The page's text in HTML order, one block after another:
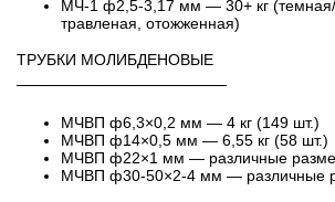
МЧ-1 ф2,5-3,17 мм — 30+ кг (темная/
травленая, отожженная)
ТРУБКИ МОЛИБДЕНОВЫЕ
───────────────────
МЧВП ф6,3×0,2 мм — 4 кг (149 шт.)
МЧВП ф14×0,5 мм — 6,55 кг (58 шт.)
МЧВП ф22×1 мм — различные
МЧВП ф30-50×2-4 мм — различные